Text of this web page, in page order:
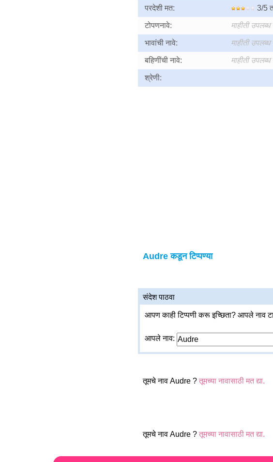
परदेशी मत: 3/5
टोपणनावे: माहीती उपलब्ध
भावांची नावे: माहीती उपलब्ध
बहिणींची नावे: माहीती उपलब्ध
श्रेणी:
Audre कडून टिप्पण्या
संदेश पाठवा
आपण काही टिप्पणी करू इच्छिता? आपले नाव
आपले नाव:
तूमचे नाव Audre ? तूमच्या नावासाठी मत द्या.
तूमचे नाव Audre ? तूमच्या नावासाठी मत द्या.